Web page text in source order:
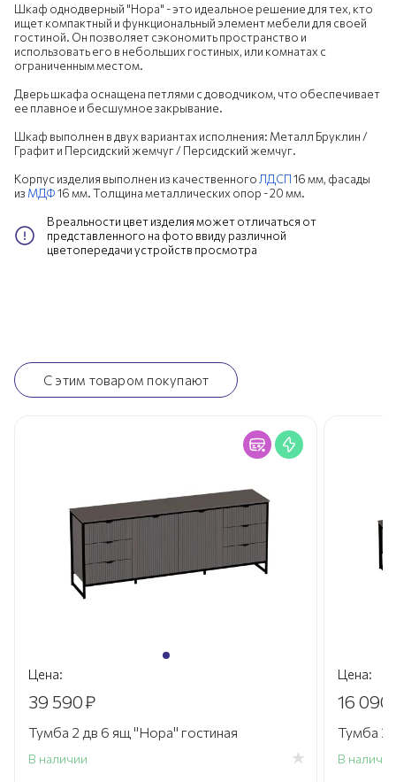
Шкаф однодверный "Нора" - это идеальное решение для тех, кто
ищет компактный и функциональный элемент мебели для своей
гостиной. Он позволяет сэкономить пространство и
использовать его в небольших гостиных, или комнатах с
ограниченным местом.
Дверь шкафа оснащена петлями с доводчиком, что обеспечивает
ее плавное и бесшумное закрывание.
Шкаф выполнен в двух вариантах исполнения: Металл Бруклин /
Графит и Персидский жемчуг / Персидский жемчуг.
Корпус изделия выполнен из качественного ЛДСП16 мм, фасады
из МДФ16 мм. Толщина металлических опор - 20 мм.
В реальности цвет изделия может отличаться от
представленного на фото ввиду различной
цветопередачи устройств просмотра
С этим товаром покупают
Цена:
39 590₽
Тумба 2 дв 6 ящ "Нора" гостиная
В наличии
Цена:
16 090
Тумба 2
В наличии